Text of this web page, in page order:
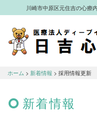
川崎市中原区元住吉の心療
なら日吉心療所へ
ホーム > 新着情報 > 採用情報更新
新着情報